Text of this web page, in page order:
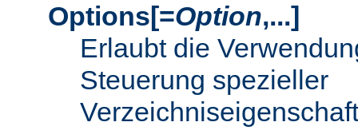
Options[=Option,...]
Erlaubt die
Steuerung spezieller